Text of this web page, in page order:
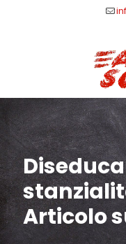
Articolo